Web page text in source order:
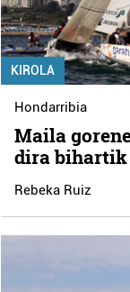
KIROLA
Hondarribia
Maila
dira
Rebeka Ruiz